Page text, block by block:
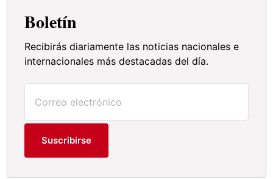
Boletín
Recibirás diariamente las noticias nacionales e
internacionales más destacadas del día.
Suscribirse